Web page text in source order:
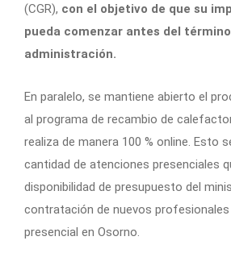
(CGR), con el objetivo de que su
pueda comenzar antes del
administración.
En paralelo, se mantiene abierto el
al programa de recambio de
realiza de manera 100 % online. Esto
cantidad de atenciones presenciales
disponibilidad de presupuesto del
contratación de nuevos
presencial en Osorno.